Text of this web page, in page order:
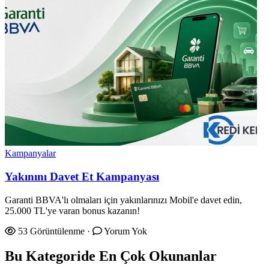
Kampanyalar
Yakınını Davet Et Kampanyası
Garanti BBVA'lı olmaları için yakınlarınızı Mobil'e davet edin,
25.000 TL'ye varan bonus kazanın!
53 Görüntülenme · Yorum Yok
Bu Kategoride En Çok Okunanlar